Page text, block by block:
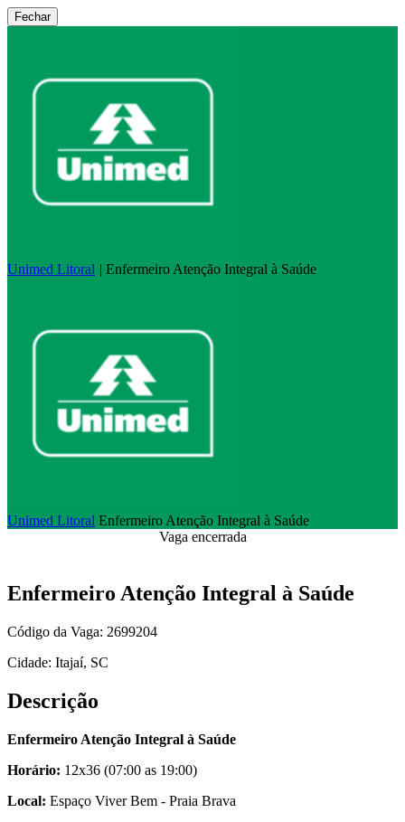
Fechar
Unimed Litoral | Enfermeiro Atenção Integral à Saúde
Unimed Litoral Enfermeiro Atenção Integral à Saúde
Vaga encerrada
Enfermeiro Atenção Integral à Saúde
Código da Vaga: 2699204
Cidade: Itajaí, SC
Descrição
Enfermeiro Atenção Integral à Saúde
Horário: 12x36 (07:00 as 19:00)
Local: Espaço Viver Bem - Praia Brava